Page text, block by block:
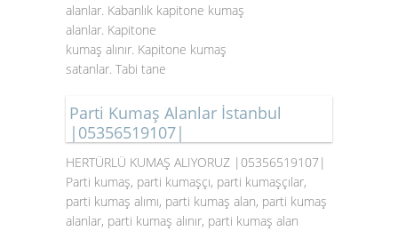
alanlar. Kabanlık kapitone kumaş
alanlar. Kapitone
kumaş alınır. Kapitone kumaş
satanlar. Tabi tane
Parti Kumaş Alanlar İstanbul
|05356519107|
HERTÜRLÜ KUMAŞ ALIYORUZ |05356519107|
Parti kumaş, parti kumaşçı, parti kumaşçılar,
parti kumaş alımı, parti kumaş alan, parti kumaş
alanlar, parti kumaş alınır, parti kumaş alan